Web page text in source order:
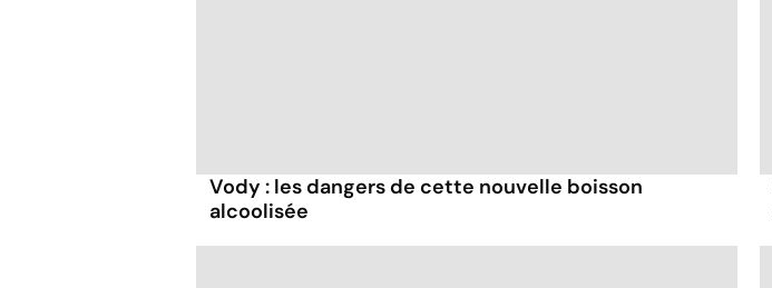
Vody : les dangers de cette nouvelle boisson
alcoolisée